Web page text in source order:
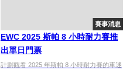
賽事消息
EWC 2025 斯帕 8 小時耐力賽推
出單日門票
計劃觀看 2025 年斯帕 8 小時耐力賽的車迷